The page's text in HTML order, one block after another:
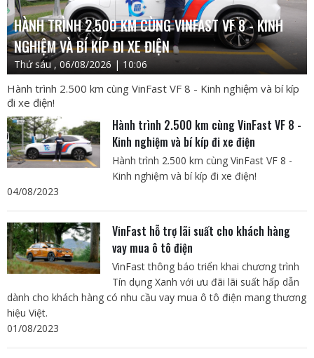
HÀNH TRÌNH 2.500 KM CÙNG VINFAST VF 8 - KINH
NGHIỆM VÀ BÍ KÍP ĐI XE ĐIỆN
Thứ sáu , 06/08/2026 | 10:06
Hành trình 2.500 km cùng VinFast VF 8 - Kinh nghiệm và bí kíp
đi xe điện!
Hành trình 2.500 km cùng VinFast VF 8 -
Kinh nghiệm và bí kíp đi xe điện
Hành trình 2.500 km cùng VinFast VF 8 -
Kinh nghiệm và bí kíp đi xe điện!
04/08/2023
VinFast hỗ trợ lãi suất cho khách hàng
vay mua ô tô điện
VinFast thông báo triển khai chương trình
Tín dụng Xanh với ưu đãi lãi suất hấp dẫn
dành cho khách hàng có nhu cầu vay mua ô tô điện mang thương
hiệu Việt.
01/08/2023